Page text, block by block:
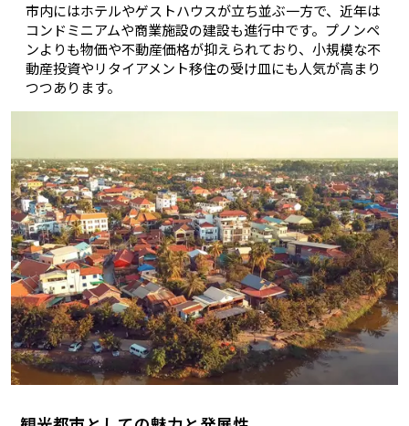
市内にはホテルやゲストハウスが立ち並ぶ一方で、近年は
コンドミニアムや商業施設の建設も進行中です。プノンペ
ンよりも物価や不動産価格が抑えられており、小規模な不
動産投資やリタイアメント移住の受け皿にも人気が高まり
つつあります。